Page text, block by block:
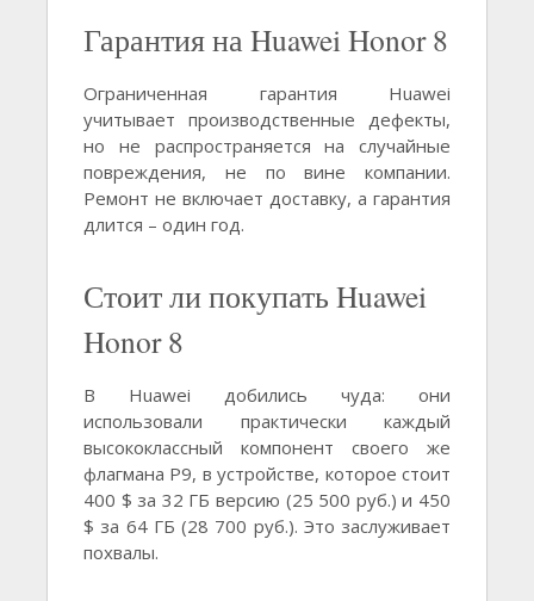
Гарантия на Huawei Honor 8
Ограниченная гарантия Huawei
учитывает производственные дефекты,
но не распространяется на случайные
повреждения, не по вине компании.
Ремонт не включает доставку, а гарантия
длится – один год.
Стоит ли покупать Huawei
Honor 8
В Huawei добились чуда: они
использовали практически каждый
высококлассный компонент своего же
флагмана Р9, в устройстве, которое стоит
400 $ за 32 ГБ версию (25 500 руб.) и 450
$ за 64 ГБ (28 700 руб.). Это заслуживает
похвалы.